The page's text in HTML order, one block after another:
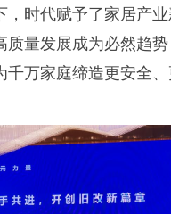
时代赋予了家居产
量发展成为必然趋
万家庭缔造更安全